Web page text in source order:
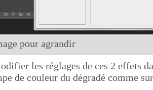
pour agrandir
les réglages de ces 2 effets
de couleur du dégradé comme